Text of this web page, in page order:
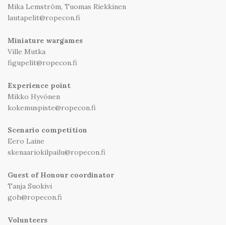
Mika Lemström, Tuomas Riekkinen
lautapelit@ropecon.fi
Miniature wargames
Ville Mutka
figupelit@ropecon.fi
Experience point
Mikko Hyvönen
kokemuspiste@ropecon.fi
Scenario competition
Eero Laine
skenaariokilpailu@ropecon.fi
Guest of Honour coordinator
Tanja Suokivi
goh@ropecon.fi
Volunteers